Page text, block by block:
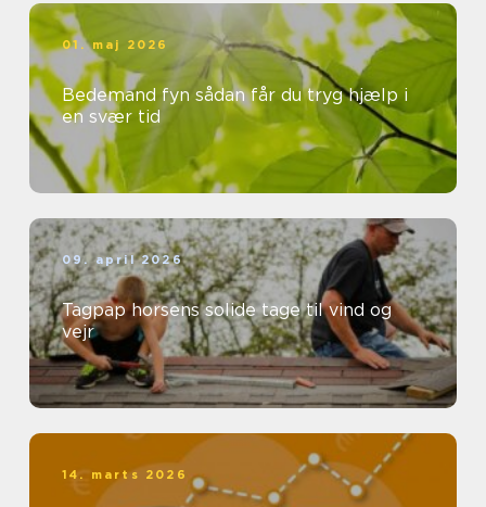
01. maj 2026
Bedemand fyn sådan får du tryg hjælp i
en svær tid
09. april 2026
Tagpap horsens solide tage til vind og
vejr
14. marts 2026